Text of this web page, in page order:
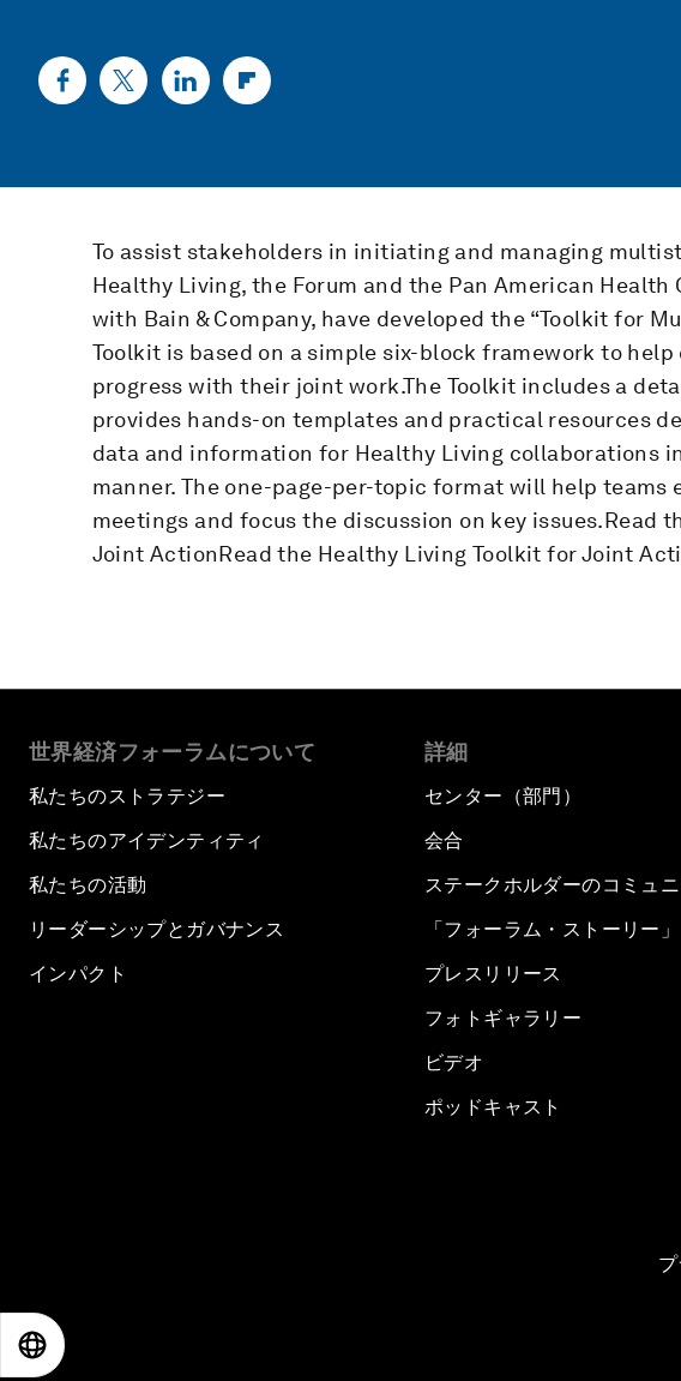
To assist stakeholders in initiating and managing
Healthy Living, the Forum and the Pan American
with Bain & Company, have developed the “Toolkit for
Toolkit is based on a simple six-block framework to
progress with their joint work.The Toolkit includes a
provides hands-on templates and practical resources
data and information for Healthy Living collaborations
manner. The one-page-per-topic format will help
meetings and focus the discussion on key issues.Read
Joint ActionRead the Healthy Living Toolkit for Joint
世界経済フォーラムについて
私たちのストラテジー
私たちのアイデンティティ
私たちの活動
リーダーシップとガバナンス
インパクト
詳細
センター（部門）
会合
ステークホルダーのコミュ
「フォーラム・ストーリー」
プレスリリース
フォトギャラリー
ビデオ
ポッドキャスト